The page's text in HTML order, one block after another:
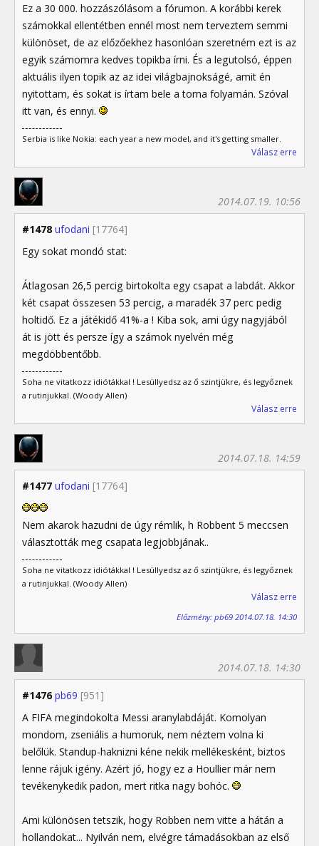
Ez a 30 000. hozzászólásom a fórumon. A korábbi kerek
számokkal ellentétben ennél most nem terveztem semmi
különöset, de az előzőekhez hasonlóan szeretném ezt is az
egyik számomra kedves topikba írni. És a legutolsó, éppen
aktuális ilyen topik az az idei világbajnokságé, amit én
nyitottam, és sokat is írtam bele a torna folyamán. Szóval
itt van, és ennyi.
Serbia is like Nokia: each year a new model, and it's getting smaller.
Válasz erre
#1478 ufodani [17764]
2014.07.19. 10:56
Egy sokat mondó stat:
Átlagosan 26,5 percig birtokolta egy csapat a labdát. Akkor
két csapat összesen 53 percig, a maradék 37 perc pedig
holtidő. Ez a játékidő 41%-a ! Kiba sok, ami úgy nagyjából
át is jött és persze így a számok nyelvén még
megdöbbentőbb.
Soha ne vitatkozz idiótákkal ! Lesüllyedsz az ő szintjükre, és legyőznek
a rutinjukkal. (Woody Allen)
Válasz erre
#1477 ufodani [17764]
2014.07.18. 14:59
Nem akarok hazudni de úgy rémlik, h Robbent 5 meccsen
választották meg csapata legjobbjának..
Soha ne vitatkozz idiótákkal ! Lesüllyedsz az ő szintjükre, és legyőznek
a rutinjukkal. (Woody Allen)
Válasz erre
Előzmény: pb69 2014.07.18. 14:30
#1476 pb69 [951]
2014.07.18. 14:30
A FIFA megindokolta Messi aranylabdáját. Komolyan
mondom, zseniális a humoruk, nem néztem volna ki
belőlük. Standup-haknizni kéne nekik mellékesként, biztos
lenne rájuk igény. Azért jó, hogy ez a Houllier már nem
tevékenykedik padon, mert ritka nagy bohóc.
Ami különösen tetszik, hogy Robben nem vitte a hátán a
hollandokat... Nyilván nem, elvégre támadásokban az első